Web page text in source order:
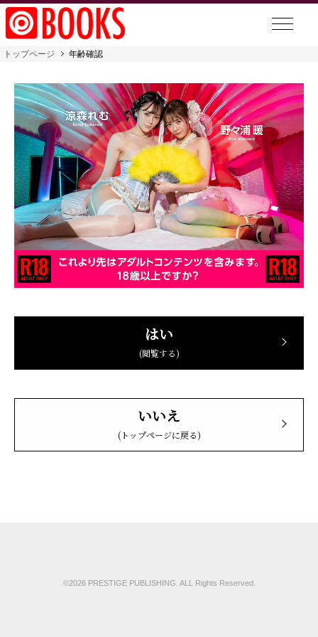
トップページ 年齢確認
はい
(閲覧する)
いいえ
(トップページに戻る)
©2026 PRESTIGE PUBLISHING. ALL Rights Reserved.